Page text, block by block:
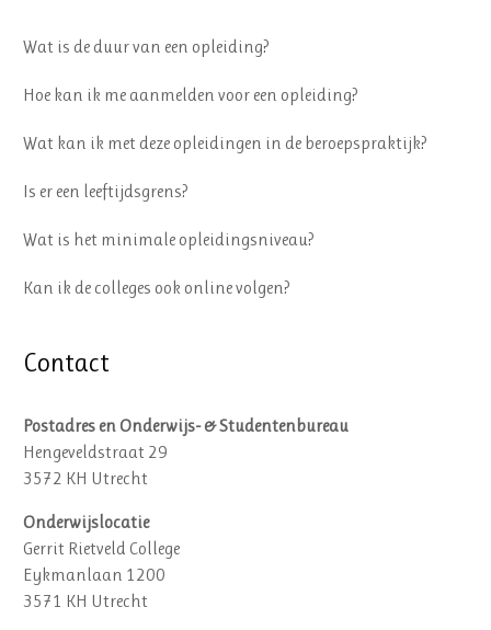
Wat is de duur van een opleiding?
Hoe kan ik me aanmelden voor een opleiding?
Wat kan ik met deze opleidingen in de beroepspraktijk?
Is er een leeftijdsgrens?
Wat is het minimale opleidingsniveau?
Kan ik de colleges ook online volgen?
Contact
Postadres en Onderwijs- & Studentenbureau
Hengeveldstraat 29
3572 KH Utrecht
Onderwijslocatie
Gerrit Rietveld College
Eykmanlaan 1200
3571 KH Utrecht